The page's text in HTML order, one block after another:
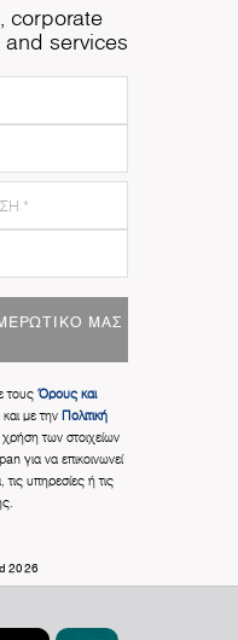
corporate
services
ΜΑΣ
τους Όρους και
με τηνΠολιτική
των στοιχείων
για να επικοινωνεί
υπηρεσίες ή τις
2026